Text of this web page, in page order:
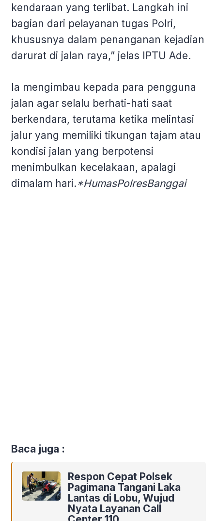
kendaraan yang terlibat. Langkah ini
bagian dari pelayanan tugas Polri,
khususnya dalam penanganan kejadian
darurat di jalan raya,” jelas IPTU Ade.
Ia mengimbau kepada para pengguna
jalan agar selalu berhati-hati saat
berkendara, terutama ketika melintasi
jalur yang memiliki tikungan tajam atau
kondisi jalan yang berpotensi
menimbulkan kecelakaan, apalagi
dimalam hari.*HumasPolresBanggai
Baca juga :
Respon Cepat Polsek
Pagimana Tangani Laka
Lantas di Lobu, Wujud
Nyata Layanan Call